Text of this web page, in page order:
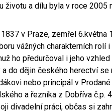
životu a dílu byla v roce
v Praze, zemřel
vážných charakterních
ho předurčoval i jeho
do dějin českého herectví
nebo principál v
a řezníka z Dobříva č.p.
divadelní práci, občas si